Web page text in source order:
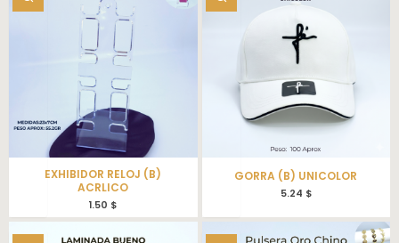
EXHIBIDOR RELOJ (B)
ACRLICO
1.50 $
GORRA (B) UNICOLOR
5.24 $